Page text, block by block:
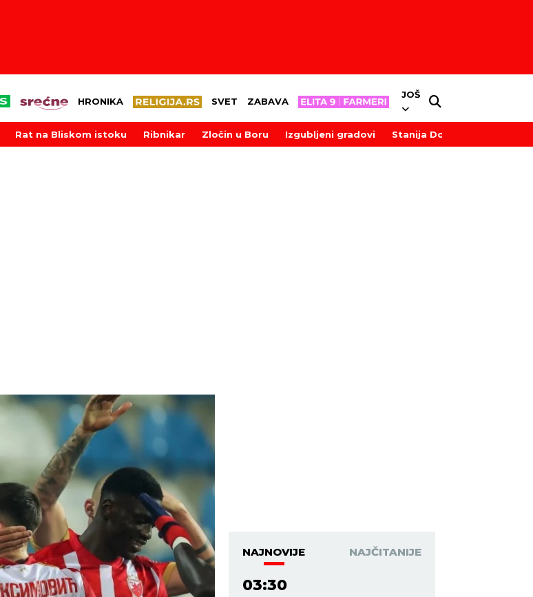
HRONIKA SVET ZABAVA
JOŠ
Rat na Bliskom istoku Ribnikar Zločin u Boru Izgubljeni gradovi Stanija Dobrojević
NAJNOVIJE NAJČITANIJE
03:30